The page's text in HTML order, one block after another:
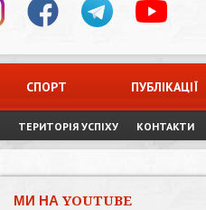
СПОРТ ПУБЛІКАЦІЇ
ТЕРИТОРІЯ УСПІХУ КОНТАКТИ
МИ НА YOUTUBE